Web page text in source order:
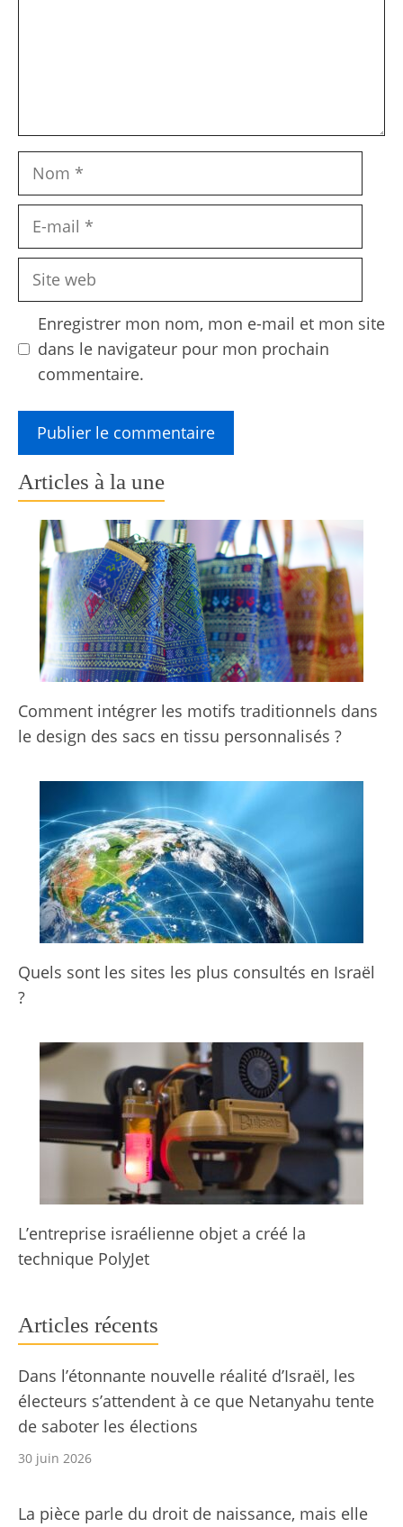
Nom
Site
Enregistrer mon nom, mon e-mail et mon site
dans le navigateur pour mon prochain
commentaire.
Articles à la une
Comment intégrer les motifs traditionnels dans
le design des sacs en tissu personnalisés ?
Quels sont les sites les plus consultés en Israël
?
L’entreprise israélienne objet a créé la
technique PolyJet
Articles récents
Dans l’étonnante nouvelle réalité d’Israël, les
électeurs s’attendent à ce que Netanyahu tente
de saboter les élections
30 juin 2026
La pièce parle du droit de naissance, mais elle